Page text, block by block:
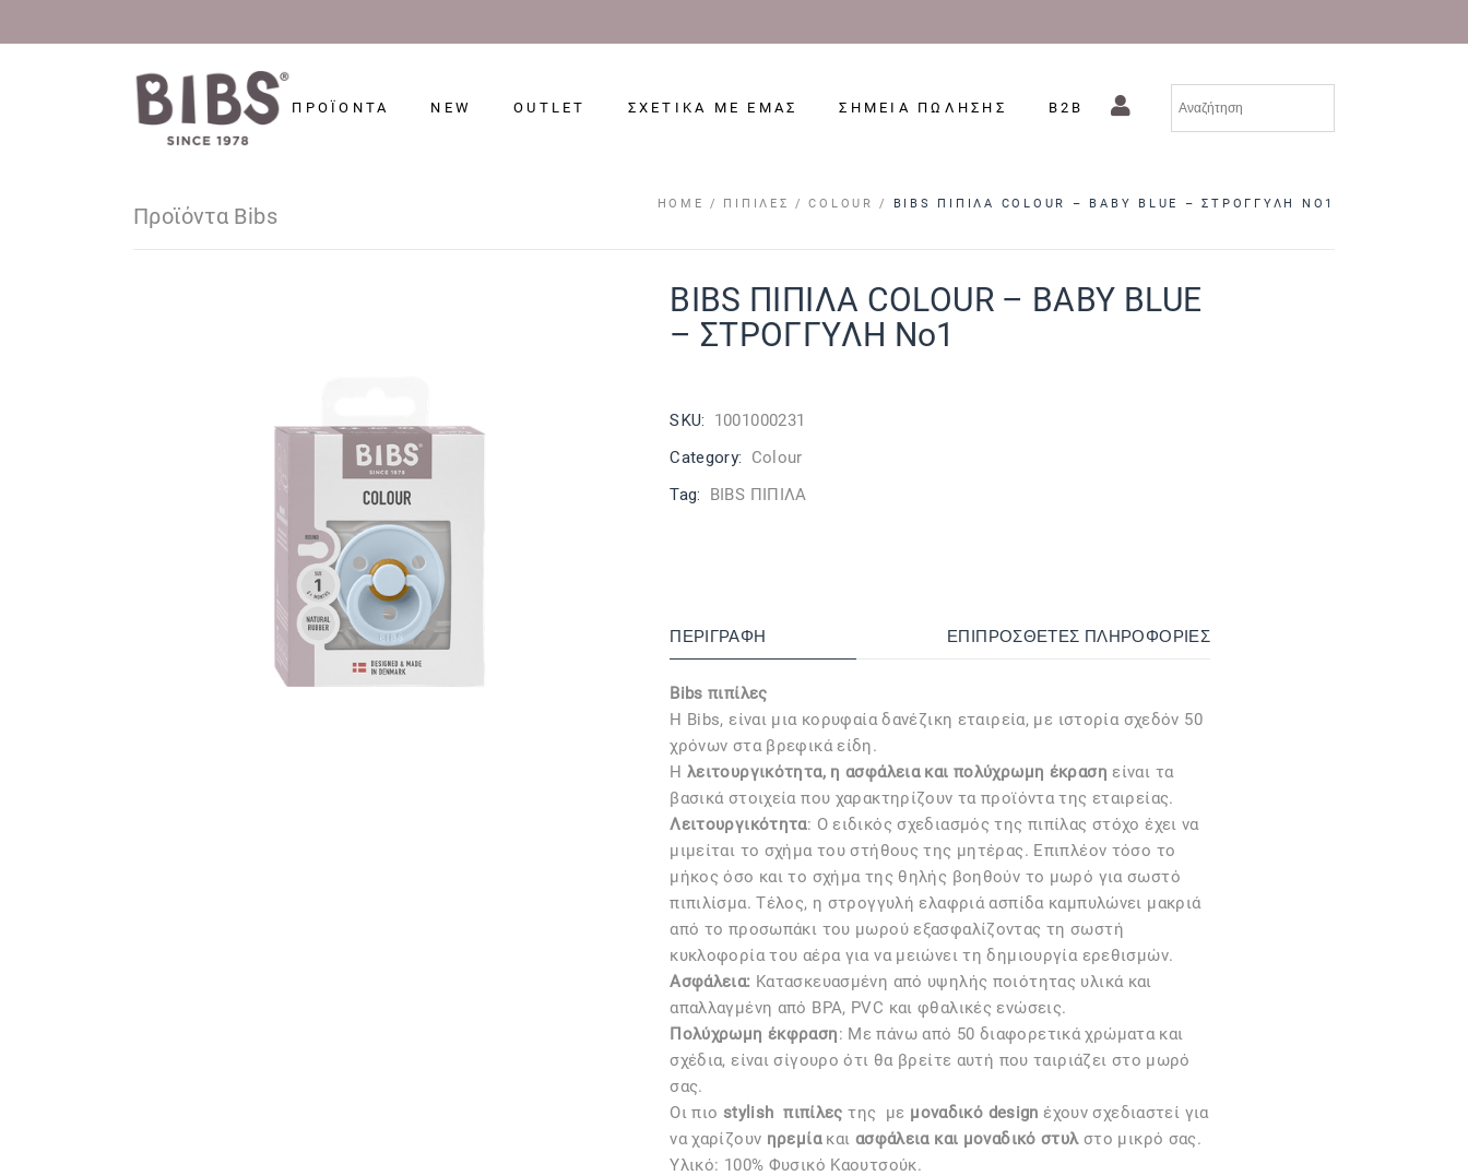
ΠΡΟΪΟΝΤΑ NEW OUTLET ΣΧΕΤΙΚΑ ΜΕ ΕΜΑΣ ΣΗΜΕΙΑ ΠΩΛΗΣΗΣ B2B
Προϊόντα Bibs HOME ΠΙΠΊΛΕΣ COLOUR BIBS ΠΙΠΙΛΑ COLOUR – BABY BLUE – ΣΤΡΟΓΓΥΛΗ NO1
BIBS ΠΙΠΙΛΑ COLOUR – BABY BLUE
– ΣΤΡΟΓΓΥΛΗ No1
SKU: 1001000231
Category: Colour
Tag: BIBS ΠΙΠΙΛΑ
ΠΕΡΙΓΡΑΦΉ ΕΠΙΠΡΌΣΘΕΤΕΣ ΠΛΗΡΟΦΟΡΊΕΣ
Bibs πιπίλες
Η Bibs, είναι μια κορυφαία δανέζικη εταιρεία, με ιστορία σχεδόν 50
χρόνων στα βρεφικά είδη.
Η λειτουργικότητα, η ασφάλεια και πολύχρωμη έκραση είναι τα
βασικά στοιχεία που χαρακτηρίζουν τα προϊόντα της εταιρείας.
Λειτουργικότητα: Ο ειδικός σχεδιασμός της πιπίλας στόχο έχει να
μιμείται το σχήμα του στήθους της μητέρας. Επιπλέον τόσο το
μήκος όσο και το σχήμα της θηλής βοηθούν το μωρό για σωστό
πιπιλίσμα. Τέλος, η στρογγυλή ελαφριά ασπίδα καμπυλώνει μακριά
από το προσωπάκι του μωρού εξασφαλίζοντας τη σωστή
κυκλοφορία του αέρα για να μειώνει τη δημιουργία ερεθισμών.
Ασφάλεια: Kατασκευασμένη από υψηλής ποιότητας υλικά και
απαλλαγμένη από BPA, PVC και φθαλικές ενώσεις.
Πολύχρωμη έκφραση: Με πάνω από 50 διαφορετικά χρώματα και
σχέδια, είναι σίγουρο ότι θα βρείτε αυτή που ταιριάζει στο μωρό
σας.
Οι πιο stylish πιπίλες της με μοναδικό design έχουν σχεδιαστεί για
να χαρίζουν ηρεμίακαι ασφάλεια και μοναδικό στυλστο μικρό σας.
Υλικό: 100% Φυσικό Καουτσούκ.